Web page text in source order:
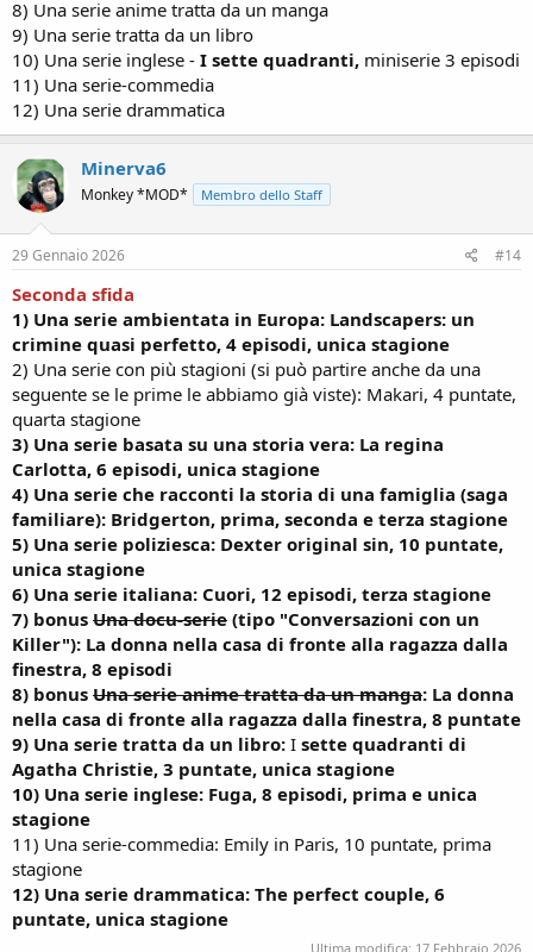
8) Una serie anime tratta da un manga
9) Una serie tratta da un libro
10) Una serie inglese - I sette quadranti, miniserie 3 episodi
11) Una serie-commedia
12) Una serie drammatica
Minerva6
Monkey *MOD* Membro dello Staff
29 Gennaio 2026 #14
Seconda sfida
1) Una serie ambientata in Europa: Landscapers: un
crimine quasi perfetto, 4 episodi, unica stagione
2) Una serie con più stagioni (si può partire anche da una
seguente se le prime le abbiamo già viste): Makari, 4 puntate,
quarta stagione
3) Una serie basata su una storia vera: La regina
Carlotta, 6 episodi, unica stagione
4) Una serie che racconti la storia di una famiglia (saga
familiare): Bridgerton, prima, seconda e terza stagione
5) Una serie poliziesca: Dexter original sin, 10 puntate,
unica stagione
6) Una serie italiana: Cuori, 12 episodi, terza stagione
7) bonus Una docu-serie (tipo "Conversazioni con un
Killer"): La donna nella casa di fronte alla ragazza dalla
finestra, 8 episodi
8) bonus Una serie anime tratta da un manga: La donna
nella casa di fronte alla ragazza dalla finestra, 8 puntate
9) Una serie tratta da un libro: I sette quadranti di
Agatha Christie, 3 puntate, unica stagione
10) Una serie inglese: Fuga, 8 episodi, prima e unica
stagione
11) Una serie-commedia: Emily in Paris, 10 puntate, prima
stagione
12) Una serie drammatica: The perfect couple, 6
puntate, unica stagione
Ultima modifica: 17 Febbraio 2026